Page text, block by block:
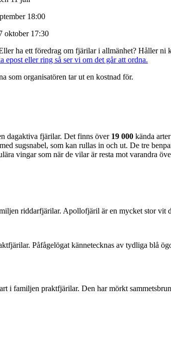
18:00
oktober 17:30
ha ett föredrag om fjärilar i allmänhet? Håller ni
epost eller ring så ser vi om det går att ordna.
som organisatören tar ut en kostnad för.
dagaktiva fjärilar. Det finns över 19 000 kända
sugsnabel, som kan rullas in och ut. De tre
vingar som när de vilar är resta mot varandra
riddarfjärilar. Apollofjäril är en mycket stor vit
Påfågelögat kännetecknas av tydliga blå
i familjen praktfjärilar. Den har mörkt